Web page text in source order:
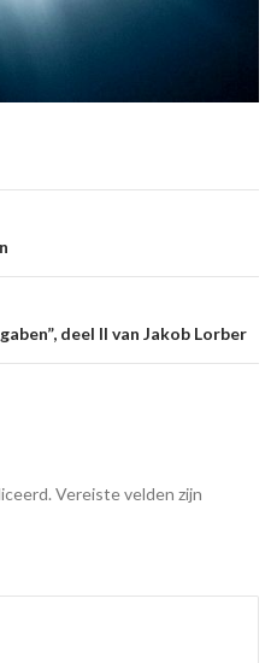
deel II van Jakob Lorber
Vereiste velden zijn